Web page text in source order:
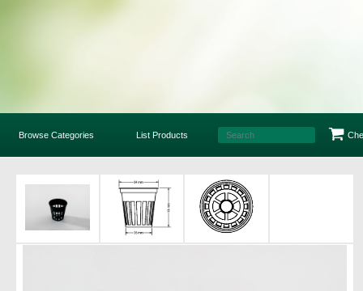
Browse Categories List Products